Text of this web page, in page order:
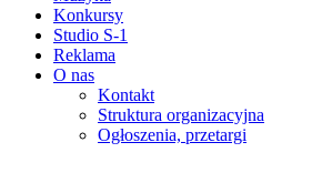
Konkursy
Studio S-1
Reklama
O nas
Kontakt
Struktura organizacyjna
Ogłoszenia, przetargi